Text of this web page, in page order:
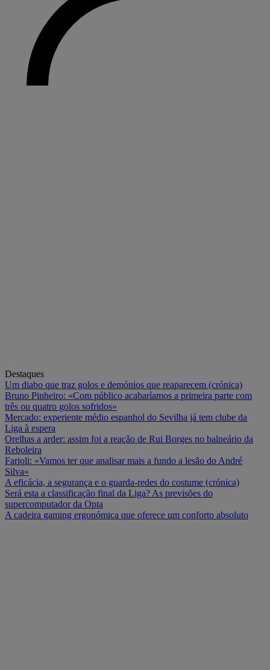
Destaques
Um diabo que traz golos e demónios que reaparecem (crónica)
Bruno Pinheiro: «Com público acabaríamos a primeira parte com
três ou quatro golos sofridos»
Mercado: experiente médio espanhol do Sevilha já tem clube da
Liga à espera
Orelhas a arder: assim foi a reação de Rui Borges no balneário da
Reboleira
Farioli: «Vamos ter que analisar mais a fundo a lesão do André
Silva»
A eficácia, a segurança e o guarda-redes do costume (crónica)
Será esta a classificação final da Liga? As previsões do
supercomputador da Opta
A cadeira gaming ergonómica que oferece um conforto absoluto